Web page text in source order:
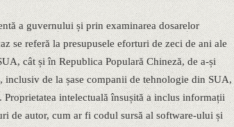
a guvernului și prin examinarea dosarelor
se referă la presupusele eforturi de zeci de ani ale
cât și în Republica Populară Chineză, de a-și
de la șase companii de tehnologie din SUA,
intelectuală însușită a inclus informații
de autor, cum ar fi codul sursă al software-ului și